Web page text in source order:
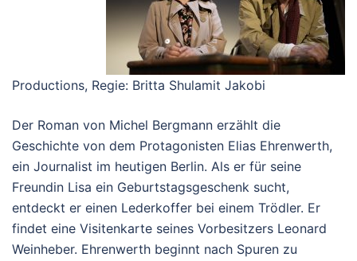
Productions, Regie: Britta Shulamit Jakobi
Der Roman von Michel Bergmann erzählt die
Geschichte von dem Protagonisten Elias Ehrenwerth,
ein Journalist im heutigen Berlin. Als er für seine
Freundin Lisa ein Geburtstagsgeschenk sucht,
entdeckt er einen Lederkoffer bei einem Trödler. Er
findet eine Visitenkarte seines Vorbesitzers Leonard
Weinheber. Ehrenwerth beginnt nach Spuren zu